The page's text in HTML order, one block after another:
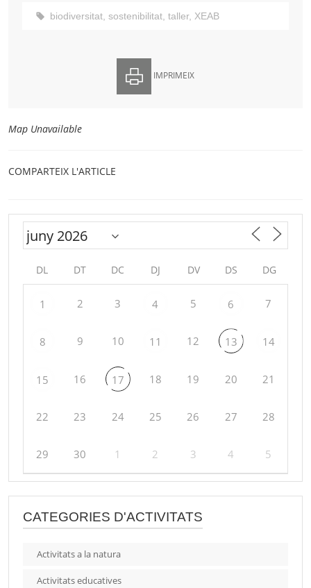
biodiversitat sostenibilitat taller, XEAB
IMPRIMEIX
Map Unavailable
COMPARTEIX L'ARTICLE
DL DT DC DJ DV DS DG
1 2 3 4 5 6 7
8 9 10 11 12 13 14
15 16 17 18 19 20 21
22 23 24 25 26 27 28
29 30 1 2 3 4 5
CATEGORIES D'ACTIVITATS
Activitats a la natura
Activitats educatives